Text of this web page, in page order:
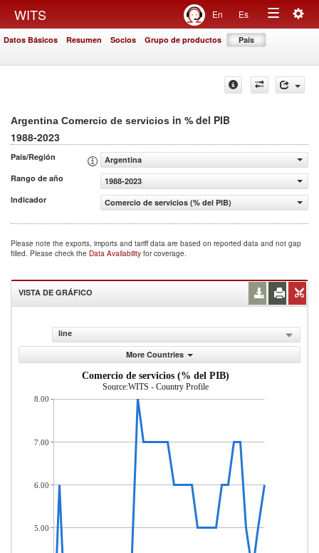
WITS En Es
Toggle
Datos Básicos Resumen Socios Grupo de productos País
Argentina Comercio de servicios in % del PIB
1988-2023
País/Región
Argentina
Rango de año
1988-2023
Indicador
Comercio de servicios (% del PIB)
Please note the exports, imports and tariff data are based on reported data and not gap
filled. Please check the Data Availability for coverage.
VISTA DE GRÁFICO
line
More Countries
Comercio de servicios (% del PIB)
Source:WITS - Country Profile
8.00
7.00
6.00
5.00